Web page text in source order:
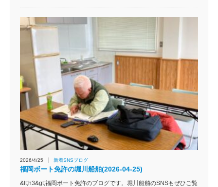
2026/4/25 新着SNSブログ
福岡ボート免許の堀川船舶(2026-04-25)
&lt;h3&gt;福岡ボート免許のブログです。堀川船舶のSNSもぜひご覧